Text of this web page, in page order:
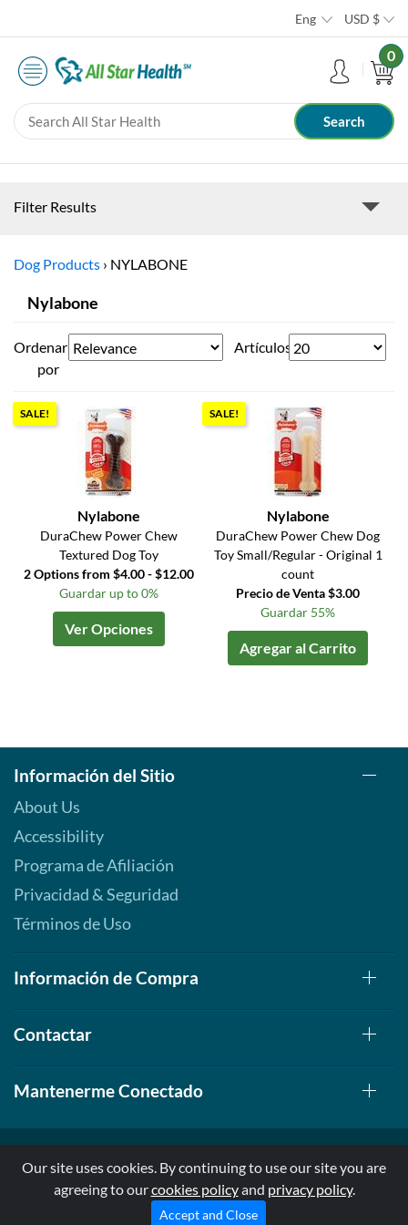
Eng USD $
0
Filter Results
Dog Products › NYLABONE
Nylabone
Ordenar
por
Artículos
SALE!
Nylabone
DuraChew Power Chew
Textured Dog Toy
2 Options from $4.00 - $12.00
Guardar up to 0%
Ver Opciones
SALE!
Nylabone
DuraChew Power Chew Dog
Toy Small/Regular - Original 1
count
Precio de Venta $3.00
Guardar 55%
Agregar al Carrito
Información del Sitio
About Us
Accessibility
Programa de Afiliación
Privacidad & Seguridad
Términos de Uso
Información de Compra
Contactar
Mantenerme Conectado
© 1999-2026, AllStarHealth.com | All Rights Reserved
* Estas declaraciones no han sido evaluadas por la FDA
Our site uses cookies. By continuing to use our site you are
agreeing to ourcookies policyand privacy policy.
Accept and Close